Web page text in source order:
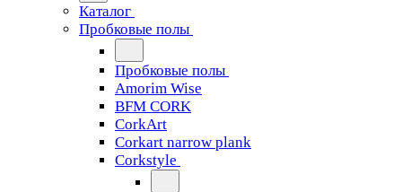
Каталог
Пробковые полы
Пробковые полы
Amorim Wise
BFM CORK
CorkArt
Corkart narrow plank
Corkstyle